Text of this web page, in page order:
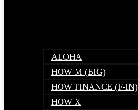
ALOHA
HOW M (BIG)
HOW FINANCE (F-IN)
HOW X